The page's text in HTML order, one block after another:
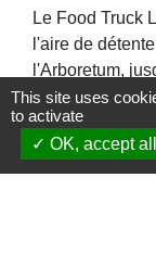
Le Food Truck
l'aire de
l'Arboretum,
This site uses
to activate
OK, accept all